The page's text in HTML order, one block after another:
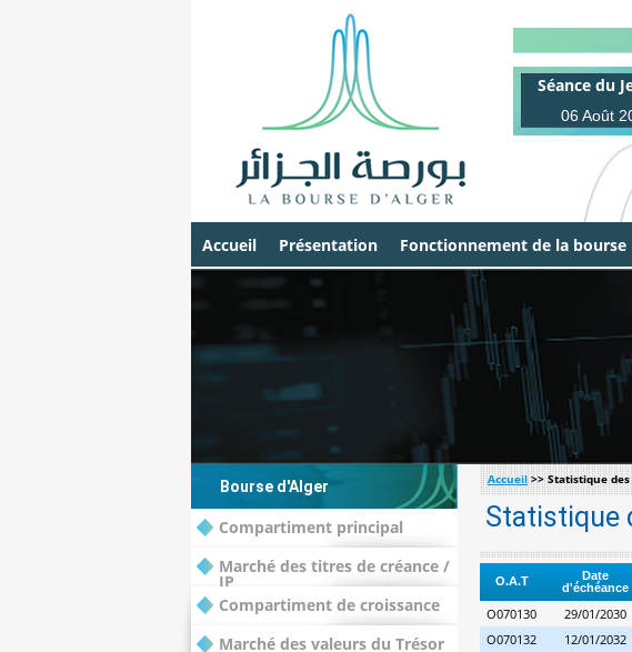
Séance du
06 Août
Accueil Présentation Fonctionnement de la bourse
Bourse d'Alger
Compartiment principal
Marché des titres de créance /
IP
Compartiment de croissance
Marché des valeurs du Trésor
Accueil>> Statistique des
Statistique
O.A.T
Date
d'échéance
O070130 29/01/2030
O070132
12/01/2032